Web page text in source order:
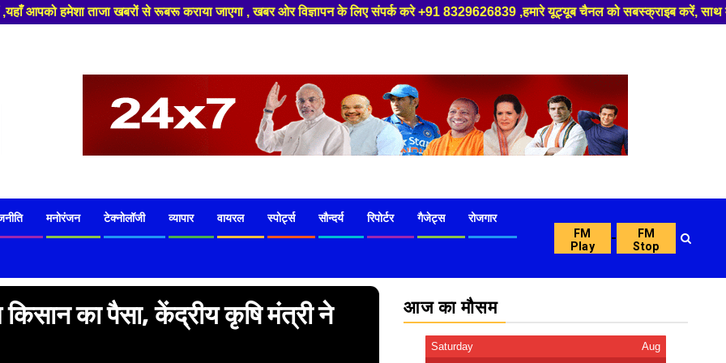
से रूबरू कराया जाएगा , खबर ओर विज्ञापन के लिए संपर्क करे +91 8329626839 ,हमारे यूट्यूब चैनल को सबस्क्राइब करें, साथ मे हमारे फेसबुक को लाइक
मनोरंजन टेक्नोलॉजी व्यापार वायरल स्पोर्ट्स सौन्दर्य रिपोर्टर गैजेट्स रोजगार
FM
Play
-
FM
Stop
का पैसा, केंद्रीय कृष‍ि मंत्री ने
आज का मौसम
Saturday Aug